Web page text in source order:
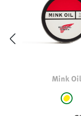
Mink Oil
gelb